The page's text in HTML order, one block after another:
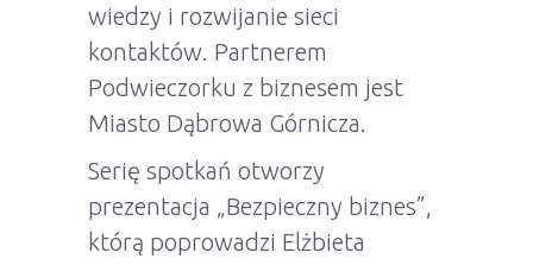
wiedzy i rozwijanie sieci
kontaktów. Partnerem
Podwieczorku z biznesem jest
Miasto Dąbrowa Górnicza.
Serię spotkań otworzy
prezentacja „Bezpieczny biznes”,
którą poprowadzi Elżbieta